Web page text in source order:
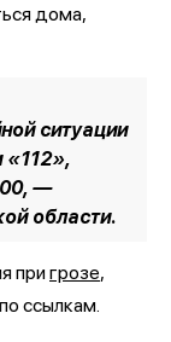
дома,
ситуации
«112»,
00, —
области.
пригрозе,
ссылкам.